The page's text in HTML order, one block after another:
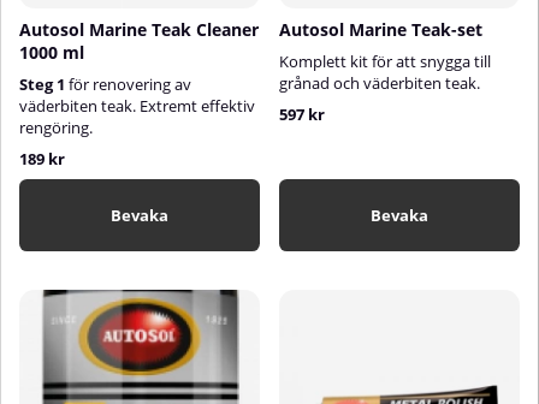
Autosol Marine Teak Cleaner
1000 ml
Steg 1 för renovering av
väderbiten teak. Extremt effektiv
rengöring.
189 kr
Bevaka
Autosol Marine Teak-set
Komplett kit för att snygga till
grånad och väderbiten teak.
597 kr
Bevaka